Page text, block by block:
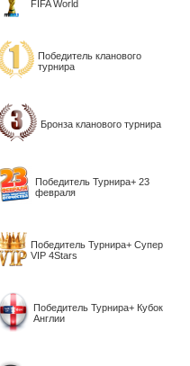
FIFA World
Победитель кланового
турнира
Бронза кланового турнира
Победитель Турнира+ 23
февраля
Победитель Турнира+ Супер
VIP 4Stars
Победитель Турнира+ Кубок
Англии